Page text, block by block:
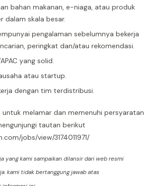
bahan makanan, e-niaga, atau produk
dalam skala besar.
pengalaman sebelumnya bekerja
peringkat dan/atau rekomendasi.
yang solid.
atau startup.
dengan tim terdistribusi.
untuk melamar dan memenuhi persyaratan
tautan berikut
jobs/view/3174011971/
yang kami sampaikan dilansir dari web resmi
kami tidak bertanggung jawab atas